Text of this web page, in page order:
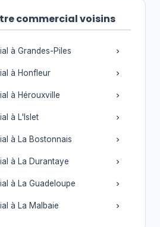
commercial voisins
à Grandes-Piles
à Honfleur
à Hérouxville
à L'Islet
à La Bostonnais
à La Durantaye
à La Guadeloupe
à La Malbaie